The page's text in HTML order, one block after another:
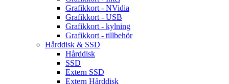
Grafikkort - NVidia
Grafikkort - USB
Grafikkort - kylning
Grafikkort - tillbehör
Hårddisk & SSD
Hårddisk
SSD
Extern SSD
Extern Hårddisk